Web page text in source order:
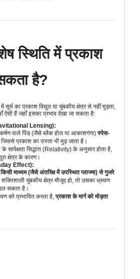
स्थिति में प्रकाश
सकता है?
में सूर्य का प्रकाश विद्युत या चुंबकीय क्षेत्र से नहीं मुड़ता,
ऐसी हैं जहाँ इसका प्रभाव देखा जा सकता है:
Lensing):
वाले पिंड (जैसे ब्लैक होल या आकाशगंगा)स्पेस-
प्रकाश का रास्ता भी मुड़ जाता है।
सापेक्षता सिद्धांत (Relativity) के अनुसार होता है,
क्षेत्र के कारण।
Effect):
किसी माध्यम (जैसे अंतरिक्ष में उपस्थित प्लाज्मा) से गुजरे
चुंबकीय क्षेत्र मौजूद हो, तो उसका ध्रुवण
सकता है।
को प्रभावित करता है,प्रकाश के मार्ग को मोड़ता